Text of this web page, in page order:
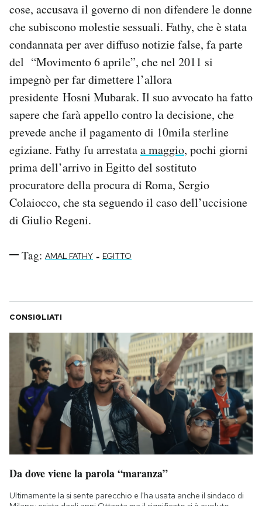
AREA PERSONALE
Area Personale
Newsletter
Notifiche mobile
Regala il Post
cose, accusava il governo di non difendere le donne
che subiscono molestie sessuali. Fathy, che è stata
condannata per aver diffuso notizie false, fa parte
del “Movimento 6 aprile”, che nel 2011 si
impegnò per far dimettere l’allora
presidente Hosni Mubarak. Il suo avvocato ha fatto
sapere che farà appello contro la decisione, che
prevede anche il pagamento di 10mila sterline
egiziane. Fathy fu arrestataa maggio, pochi giorni
prima dell’arrivo in Egitto del sostituto
procuratore della procura di Roma, Sergio
Colaiocco, che sta seguendo il caso dell’uccisione
di Giulio Regeni.
Tag: AMAL FATHY - EGITTO
CONSIGLIATI
Da dove viene la parola “maranza”
Ultimamente la si sente parecchio e l'ha usata anche il sindaco di